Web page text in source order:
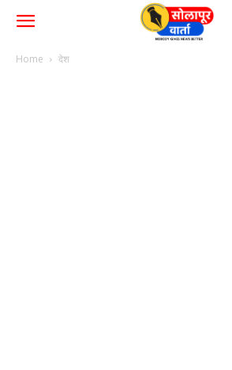
Home देश